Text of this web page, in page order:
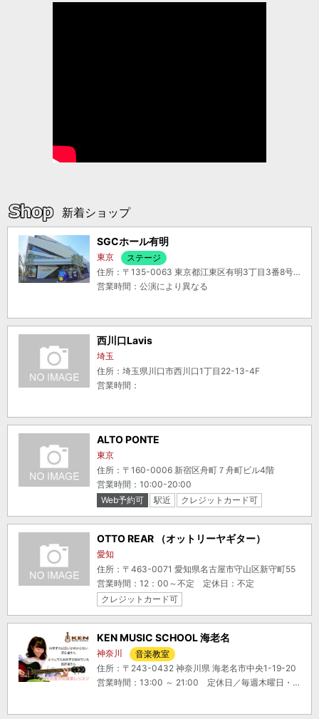
新着ショップ
SGCホール有明
東京
ステージ
住所：〒135-0063 東京都江東区有明3丁目3番8号 東京ドリームパーク1階
営業時間：公演により異なる
西川口Lavis
埼玉
住所：埼玉県川口市西川口1丁目22-13-4F
営業時間：
ALTO PONTE
東京
住所：〒160-0006 新宿区舟町７舟町ビル4階
営業時間：10:00-20:00
Web予約可
駅近
クレジットカード可
電子マネー可
OTTO REAR （オットリーヤギター）
愛知
住所：〒463-0071 愛知県名古屋市守山区新守町55
営業時間：12：00～不定 定休日：不定
クレジットカード可
KEN MUSIC SCHOOL 海老名
神奈川
音楽教室
住所：〒243-0432 神奈川県 海老名市中央1-19-20
営業時間：13:00 ～ 21:00 定休日／毎週木曜日・隔週日曜日・毎月29日30日31日・その他不定休あり